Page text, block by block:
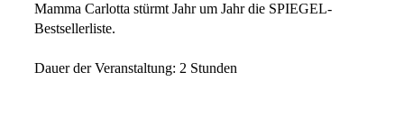
Mamma Carlotta stürmt Jahr um Jahr die SPIEGEL-
Bestsellerliste.
Dauer der Veranstaltung: 2 Stunden